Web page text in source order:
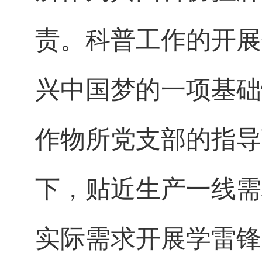
责。科普工作的开
兴中国梦的一项基
作物所党支部的指
下，贴近生产一线
实际需求开展学雷